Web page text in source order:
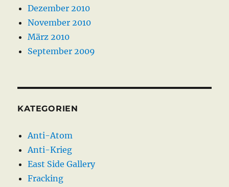
Dezember 2010
November 2010
März 2010
September 2009
KATEGORIEN
Anti-Atom
Anti-Krieg
East Side Gallery
Fracking